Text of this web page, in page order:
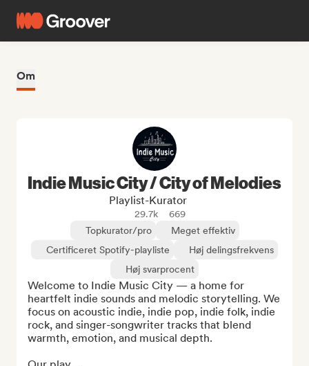
Om
Indie Music City / City of Melodies
Playlist-Kurator
29.7k
669
Topkurator/pro
Meget effektiv
Certificeret Spotify-playliste
Høj delingsfrekvens
Høj svarprocent
Welcome to Indie Music City — a home for
heartfelt indie sounds and melodic storytelling. We
focus on acoustic indie, indie pop, indie folk, indie
rock, and singer-songwriter tracks that blend
warmth, emotion, and musical depth.